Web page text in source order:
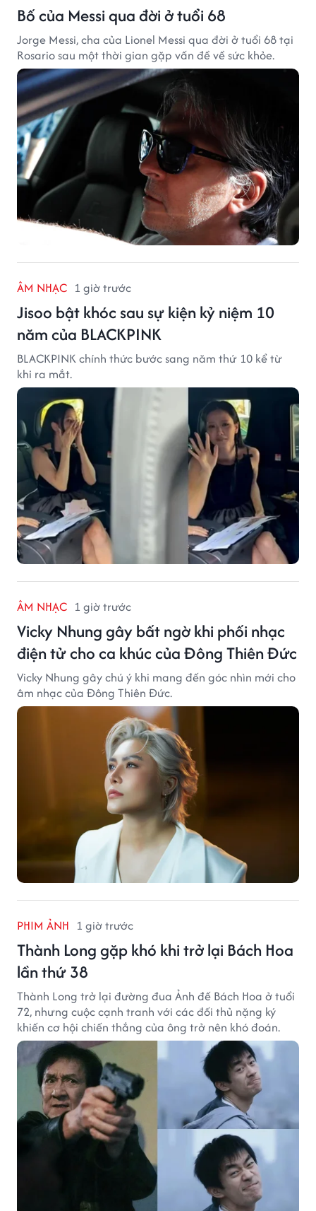
Bố của Messi qua đời ở tuổi 68
Jorge Messi, cha của Lionel Messi qua đời ở tuổi 68 tại
Rosario sau một thời gian gặp vấn đề về sức khỏe.
ÂM NHẠC 1 giờ trước
Jisoo bật khóc sau sự kiện kỷ niệm 10
năm của BLACKPINK
BLACKPINK chính thức bước sang năm thứ 10 kể từ
khi ra mắt.
ÂM NHẠC 1 giờ trước
Vicky Nhung gây bất ngờ khi phối nhạc
điện tử cho ca khúc của Đông Thiên Đức
Vicky Nhung gây chú ý khi mang đến góc nhìn mới cho
âm nhạc của Đông Thiên Đức.
PHIM ẢNH 1 giờ trước
Thành Long gặp khó khi trở lại Bách Hoa
lần thứ 38
Thành Long trở lại đường đua Ảnh đế Bách Hoa ở tuổi
72, nhưng cuộc cạnh tranh với các đối thủ nặng ký
khiến cơ hội chiến thắng của ông trở nên khó đoán.